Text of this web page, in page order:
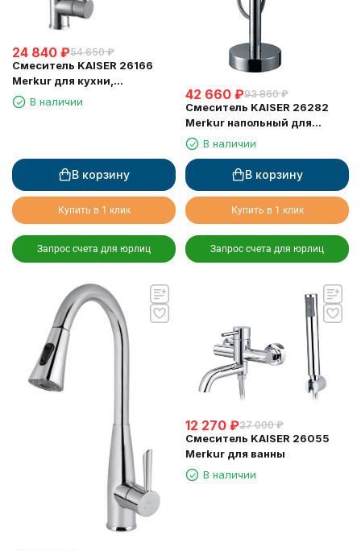
24 840 ₽54 650 ₽
Смеситель KAISER 26166
Merkur для кухни,
поворотный, выдвижной
(шланг 0013)
В наличии
В корзину
Купить в 1 клик
Запрос счета для юрлиц
42 660 ₽93 860 ₽
Смеситель KAISER 26282
Merkur напольный для
ванны, Хром
В наличии
В корзину
Купить в 1 клик
Запрос счета для юрлиц
12 270 ₽27 000 ₽
Смеситель KAISER 26055
Merkur для ванны
В наличии